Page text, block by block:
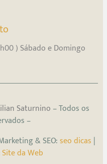
) Sábado e Domingo
Saturnino – Todos os
–
& SEO:seo dicas |
Site da Web